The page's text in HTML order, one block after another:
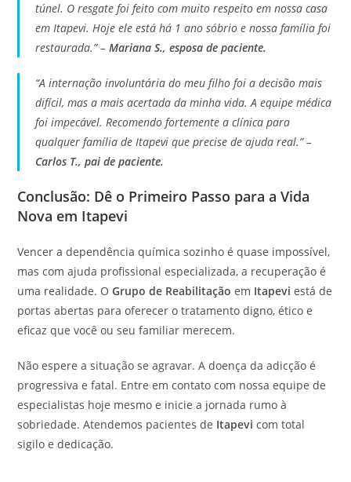
túnel. O resgate foi feito com muito respeito em nossa casa
em Itapevi. Hoje ele está há 1 ano sóbrio e nossa família foi
restaurada.” –Mariana S., esposa de paciente.
“A internação involuntária do meu filho foi a decisão mais
difícil, mas a mais acertada da minha vida. A equipe médica
foi impecável. Recomendo fortemente a clínica para
qualquer família de Itapevi que precise de ajuda real.” –
Carlos T., pai de paciente.
Conclusão: Dê o Primeiro Passo para a Vida
Nova em Itapevi
Vencer a dependência química sozinho é quase impossível,
mas com ajuda profissional especializada, a recuperação é
uma realidade. OGrupo de Reabilitação em Itapevi está de
portas abertas para oferecer o tratamento digno, ético e
eficaz que você ou seu familiar merecem.
Não espere a situação se agravar. A doença da adicção é
progressiva e fatal. Entre em contato com nossa equipe de
especialistas hoje mesmo e inicie a jornada rumo à
sobriedade. Atendemos pacientes de Itapevi com total
sigilo e dedicação.